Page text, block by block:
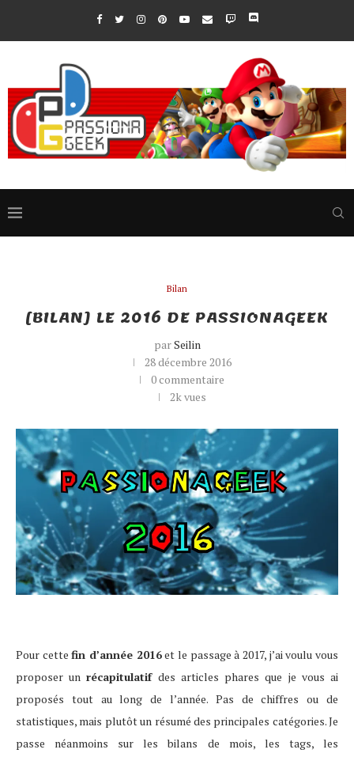
Bilan
[BILAN] LE 2016 DE PASSIONAGEEK
parSeilin
28 décembre 2016
0 commentaire
2kvues
Pour cettefin d’année 2016et le passage à 2017, j’ai voulu vous
proposer unrécapitulatifdes articles phares que je vous ai
proposés tout au long de l’année. Pas de chiffres ou de
statistiques, mais plutôt un résumé des principales catégories. Je
passe néanmoins sur les bilans de mois, les tags, les